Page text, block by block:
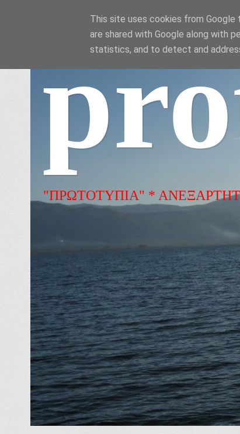
"ΠΡΩΤΟΤΥΠΙΑ" *
This site uses cookies from Google
are shared with Google along with
statistics, and to detect and